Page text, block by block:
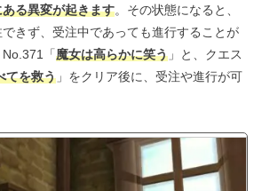
る異変が起きます。その状態になると、
きず、受注中であっても進行することが
「魔女は高らかに笑う 」と、クエス
てを救う 」をクリア後に、受注や進行が可